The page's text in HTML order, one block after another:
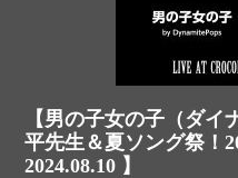
【男の子女の子（ダ
平先生＆夏ソング祭！
2024.08.10 】